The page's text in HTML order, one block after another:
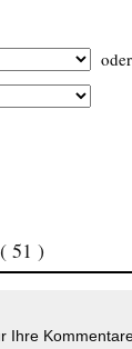
oder
( 51 )
Ihre